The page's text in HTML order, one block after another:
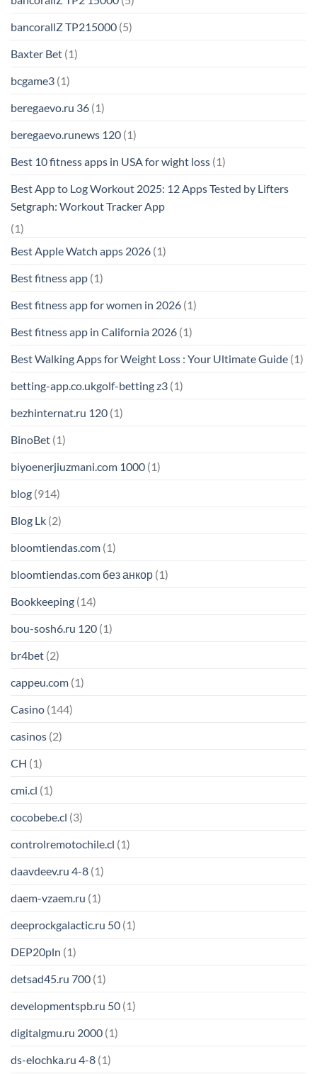
bancorallZ TP215000 (5)
Baxter Bet (1)
bcgame3 (1)
beregaevo.ru 36 (1)
beregaevo.runews 120 (1)
Best 10 fitness apps in USA for wight loss (1)
Best App to Log Workout 2025: 12 Apps Tested by Lifters
Setgraph: Workout Tracker App
(1)
Best Apple Watch apps 2026 (1)
Best fitness app (1)
Best fitness app for women in 2026 (1)
Best fitness app in California 2026 (1)
Best Walking Apps for Weight Loss : Your Ultimate Guide (1)
betting-app.co.ukgolf-betting z3 (1)
bezhinternat.ru 120 (1)
BinoBet (1)
biyoenerjiuzmani.com 1000 (1)
blog (914)
Blog Lk (2)
bloomtiendas.com (1)
bloomtiendas.com без анкор (1)
Bookkeeping (14)
bou-sosh6.ru 120 (1)
br4bet (2)
cappeu.com (1)
Casino (144)
casinos (2)
CH (1)
cmi.cl (1)
cocobebe.cl (3)
controlremotochile.cl (1)
daavdeev.ru 4-8 (1)
daem-vzaem.ru (1)
deeprockgalactic.ru 50 (1)
DEP20pln (1)
detsad45.ru 700 (1)
developmentspb.ru 50 (1)
digitalgmu.ru 2000 (1)
ds-elochka.ru 4-8 (1)